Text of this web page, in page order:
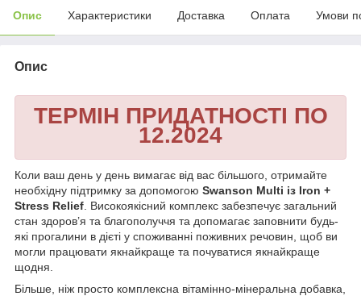
Опис Характеристики Доставка Оплата Умови
Опис
ТЕРМІН ПРИДАТНОСТІ ПО
12.2024
Коли ваш день у день вимагає від вас більшого, отримайте
необхідну підтримку за допомогою Swanson Multi із Iron +
Stress Relief . Високоякісний комплекс забезпечує загальний
стан здоров’я та благополуччя та допомагає заповнити будь-
які прогалини в дієті у споживанні поживних речовин, щоб ви
могли працювати якнайкраще та почуватися якнайкраще
щодня.
Більше, ніж просто комплексна вітамінно-мінеральна добавка,